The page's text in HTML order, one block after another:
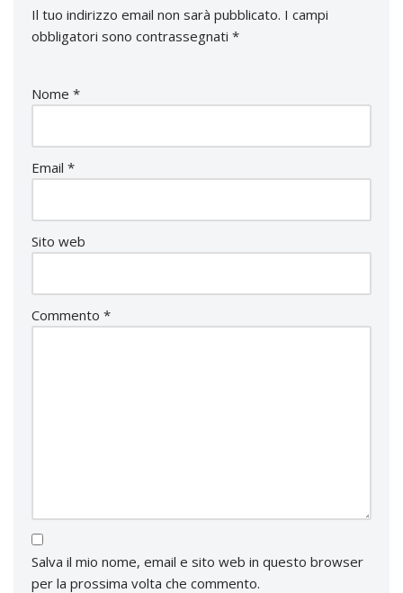
Il tuo indirizzo email non sarà pubblicato. I campi
obbligatori sono contrassegnati *
Nome *
Email *
Sito web
Commento *
Salva il mio nome, email e sito web in questo browser
per la prossima volta che commento.